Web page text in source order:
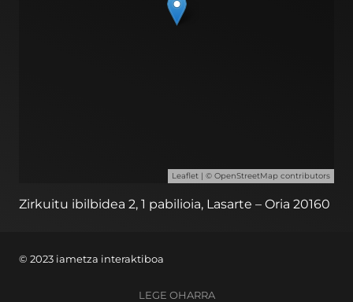
Leaflet | © OpenStreetMap contributors
Zirkuitu ibilbidea 2, 1 pabilioia, Lasarte – Oria 20160
© 2023 iametza interaktiboa
LEGE OHARRA